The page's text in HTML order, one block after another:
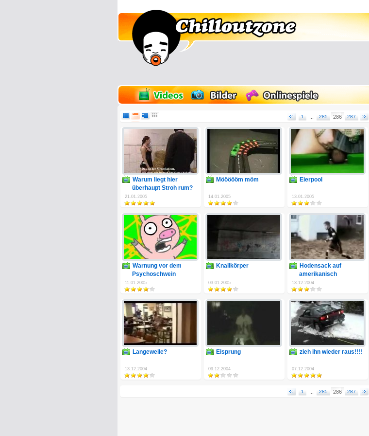
1 285 286 287
Warum liegt hier
überhaupt Stroh rum?
21.01.2005
Möööööm möm
14.01.2005
Eierpool
13.01.2005
Warnung vor dem
Psychoschwein
11.01.2005
Knallkörper
03.01.2005
Hodensack auf
amerikanisch
13.12.2004
Langeweile?
13.12.2004
Eisprung
09.12.2004
zieh ihn wieder raus!!!!
07.12.2004
1 285 286 287